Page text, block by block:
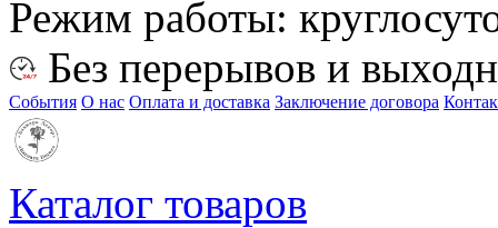
Режим работы:
Без перерывов и
События О нас Оплата и доставка Заключение договора
Каталог товаров